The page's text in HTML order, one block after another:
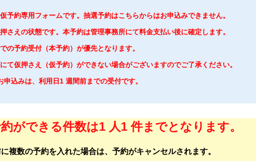
予約専用フォームです。抽選予約はこちらからはお申込みできません。
さえの状態です。本予約は管理事務所にて料金支払い後に確定します。
の予約受付（本予約）が優先となります。
て仮押さえ（仮予約）ができない場合がございますのでご了承ください。
込みは、利用日1 週間前までの受付です。
ができる件数は1 人1 件までとなります。
複数の予約を入れた場合は、予約がキャンセルされます。